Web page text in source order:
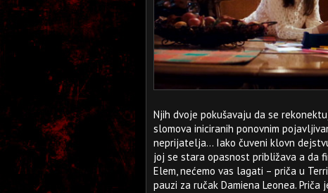
Njih dvoje pokušavaju da se
slomova iniciranih ponovnim
neprijatelja... Iako čuveni klovn
joj se stara opasnost približava a da
Elem, nećemo vas lagati – priča u
pauzi za ručak Damiena Leonea.